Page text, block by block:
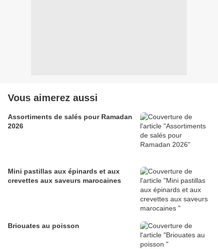
Vous aimerez aussi
Assortiments de salés pour Ramadan
2026
Mini pastillas aux épinards et aux
crevettes aux saveurs marocaines
Briouates au poisson